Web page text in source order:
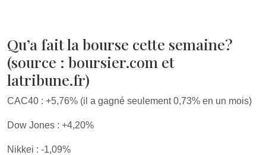
Qu’a fait la bourse cette semaine?
(source : boursier.com et
latribune.fr)
CAC40 : +5,76% (il a gagné seulement 0,73% en un mois)
Dow Jones : +4,20%
Nikkei : -1,09%